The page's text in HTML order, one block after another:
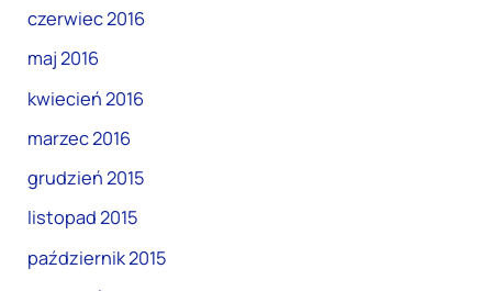
czerwiec 2016
maj 2016
kwiecień 2016
marzec 2016
grudzień 2015
listopad 2015
październik 2015